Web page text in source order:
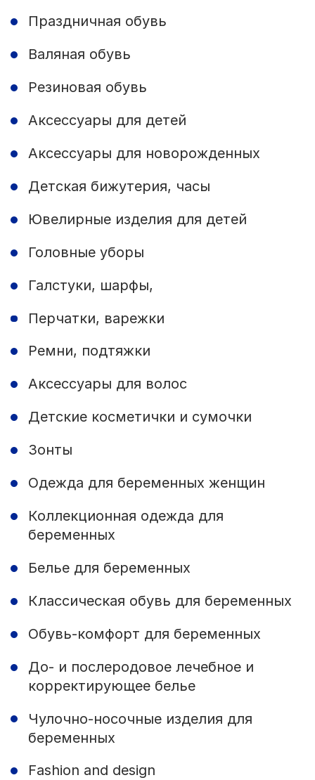
Праздничная обувь
Валяная обувь
Резиновая обувь
Аксессуары для детей
Аксессуары для новорожденных
Детская бижутерия, часы
Ювелирные изделия для детей
Головные уборы
Галстуки, шарфы,
Перчатки, варежки
Ремни, подтяжки
Аксессуары для волос
Детские косметички и сумочки
Зонты
Одежда для беременных женщин
Коллекционная одежда для
беременных
Белье для беременных
Классическая обувь для беременных
Обувь-комфорт для беременных
До- и послеродовое лечебное и
корректирующее белье
Чулочно-носочные изделия для
беременных
Fashion and design